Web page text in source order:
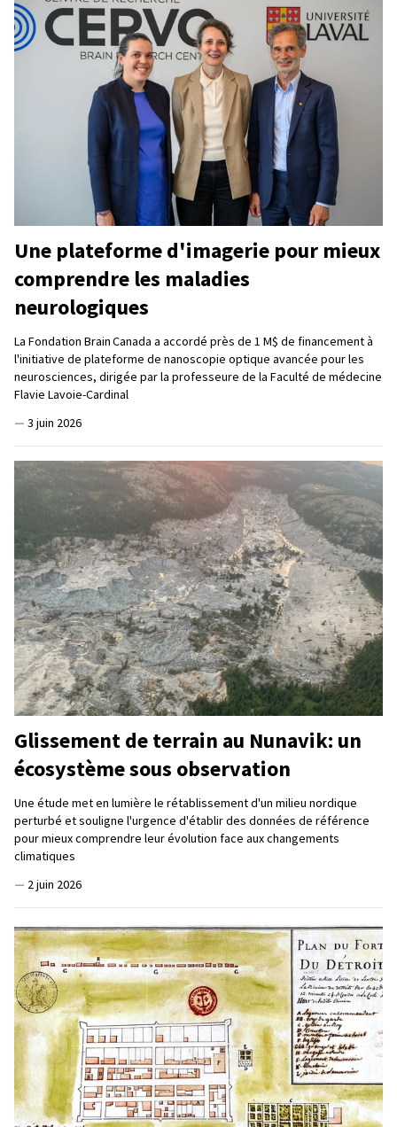
Une plateforme d'imagerie pour mieux
comprendre les maladies
neurologiques
La Fondation Brain Canada a accordé près de 1 M$ de financement à
l'initiative de plateforme de nanoscopie optique avancée pour les
neurosciences, dirigée par la professeure de la Faculté de médecine
Flavie Lavoie-Cardinal
— 3 juin 2026
Glissement de terrain au Nunavik: un
écosystème sous observation
Une étude met en lumière le rétablissement d'un milieu nordique
perturbé et souligne l'urgence d'établir des données de référence
pour mieux comprendre leur évolution face aux changements
climatiques
— 2 juin 2026